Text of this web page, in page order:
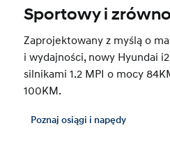
Sportowy i
Zaprojektowany z myślą o
i wydajności, nowy Hyundai
silnikami 1.2 MPI o mocy
100KM.
Poznaj osiągi i napędy